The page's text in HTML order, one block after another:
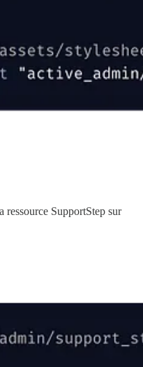
ressource SupportStep sur